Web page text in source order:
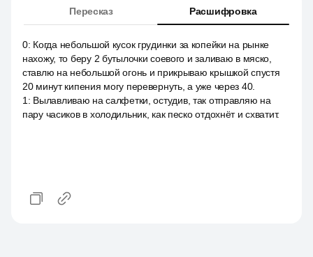
Пересказ Расшифровка
0: Когда небольшой кусок грудинки за копейки на рынке
нахожу, то беру 2 бутылочки соевого и заливаю в мяско,
ставлю на небольшой огонь и прикрываю крышкой спустя
20 минут кипения могу перевернуть, а уже через 40.
1 : Вылавливаю на салфетки, остудив, так отправляю на
пару часиков в холодильник, как песко отдохнёт и схватит.